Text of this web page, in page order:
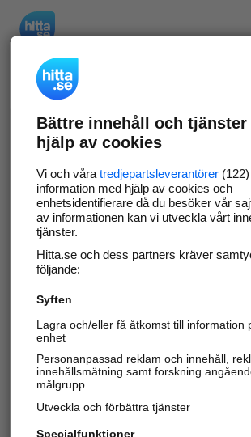
Verifiera ditt
Gör som 69 549företag
företagssida på hitta.se och syns
kunder i ditt närområde. Helt
Uppdatera din företagsinformation
Svara på och hantera dina
Har du redan verifierat ditt företag?
Bättre innehåll och tjänster
hjälp av cookies
Vi och våra tredjepartsleverantörer(122)
information med hjälp av cookies och
enhetsidentifierare då du besöker vår
av informationen kan vi utveckla vårt
tjänster.
Hitta.se och dess partners kräver
följande:
Syften
Lagra och/eller få åtkomst till information
enhet
Personanpassad reklam och innehåll,
innehållsmätning samt forskning
målgrupp
Utveckla och förbättra tjänster
Specialfunktioner